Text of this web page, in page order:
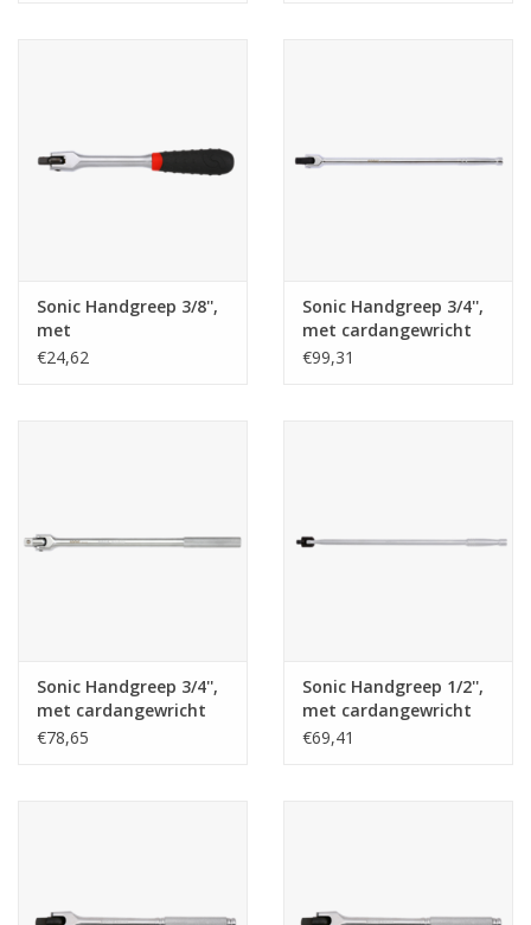
Sonic Handgreep 3/8'',
met
cardangewricht200mmL
€24,62
Sonic Handgreep 3/4'',
met cardangewricht
600mmL, 24''
€99,31
Sonic Handgreep 3/4'',
met cardangewricht
500mmL
€78,65
Sonic Handgreep 1/2'',
met cardangewricht
600mmL
€69,41